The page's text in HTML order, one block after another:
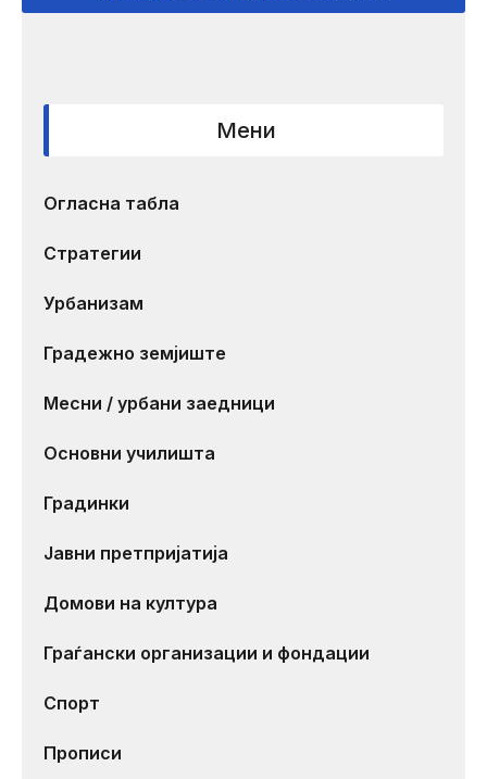
Мени
Огласна табла
Стратегии
Урбанизам
Градежно земјиште
Месни / урбани заедници
Основни училишта
Градинки
Јавни претпријатија
Домови на култура
Граѓански организации и фондации
Спорт
Прописи